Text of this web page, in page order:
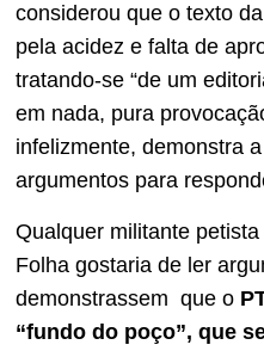
considerou que o texto
pela acidez e falta de
tratando-se “de um
em nada, pura
infelizmente, demonstra
argumentos para
Qualquer militante
Folha gostaria de ler
demonstrassem que o
“fundo do poço”, que